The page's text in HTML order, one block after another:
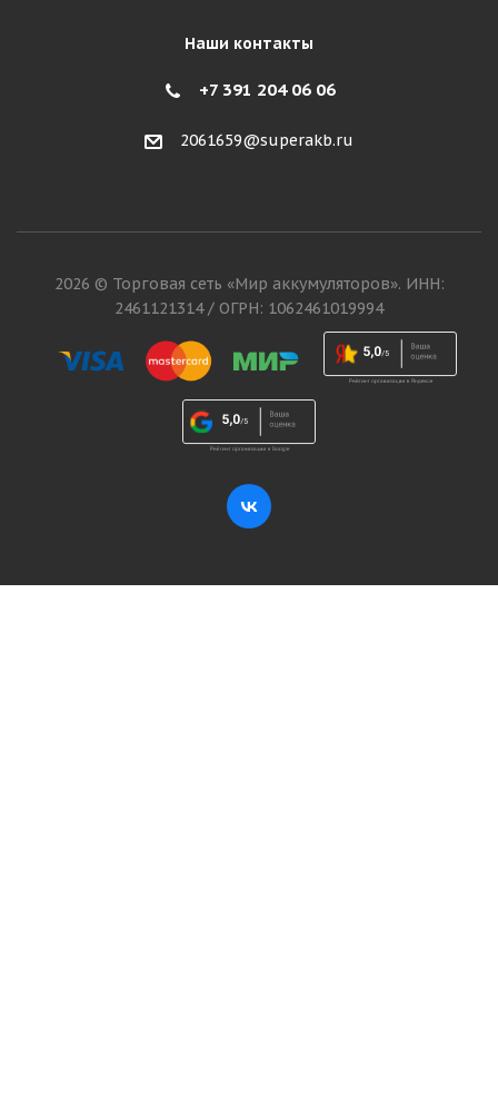
Наши контакты
+7 391 204 06 06
2061659@superakb.ru
2026 © Торговая сеть «Мир аккумуляторов». ИНН:
2461121314 / ОГРН: 1062461019994